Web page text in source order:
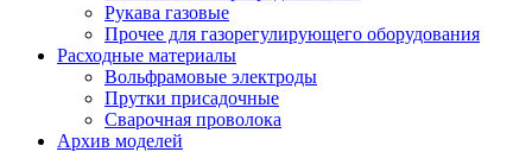
Рукава газовые
Прочее для газорегулирующего оборудования
Расходные материалы
Вольфрамовые электроды
Прутки присадочные
Сварочная проволока
Архив моделей